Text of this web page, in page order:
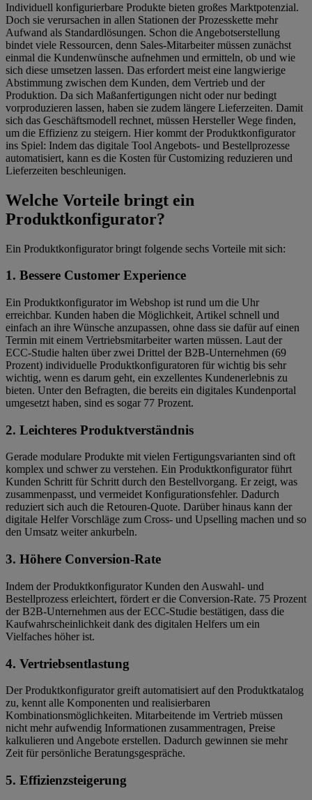
Individuell konfigurierbare Produkte bieten großes Marktpotenzial.
Doch sie verursachen in allen Stationen der Prozesskette mehr
Aufwand als Standardlösungen. Schon die Angebotserstellung
bindet viele Ressourcen, denn Sales-Mitarbeiter müssen zunächst
einmal die Kundenwünsche aufnehmen und ermitteln, ob und wie
sich diese umsetzen lassen. Das erfordert meist eine langwierige
Abstimmung zwischen dem Kunden, dem Vertrieb und der
Produktion. Da sich Maßanfertigungen nicht oder nur bedingt
vorproduzieren lassen, haben sie zudem längere Lieferzeiten. Damit
sich das Geschäftsmodell rechnet, müssen Hersteller Wege finden,
um die Effizienz zu steigern. Hier kommt der Produktkonfigurator
ins Spiel: Indem das digitale Tool Angebots- und Bestellprozesse
automatisiert, kann es die Kosten für Customizing reduzieren und
Lieferzeiten beschleunigen.
Welche Vorteile bringt ein
Produktkonfigurator?
Ein Produktkonfigurator bringt folgende sechs Vorteile mit sich:
1. Bessere Customer Experience
Ein Produktkonfigurator im Webshop ist rund um die Uhr
erreichbar. Kunden haben die Möglichkeit, Artikel schnell und
einfach an ihre Wünsche anzupassen, ohne dass sie dafür auf einen
Termin mit einem Vertriebsmitarbeiter warten müssen. Laut der
ECC-Studie halten über zwei Drittel der B2B-Unternehmen (69
Prozent) individuelle Produktkonfiguratoren für wichtig bis sehr
wichtig, wenn es darum geht, ein exzellentes Kundenerlebnis zu
bieten. Unter den Befragten, die bereits ein digitales Kundenportal
umgesetzt haben, sind es sogar 77 Prozent.
2. Leichteres Produktverständnis
Gerade modulare Produkte mit vielen Fertigungsvarianten sind oft
komplex und schwer zu verstehen. Ein Produktkonfigurator führt
Kunden Schritt für Schritt durch den Bestellvorgang. Er zeigt, was
zusammenpasst, und vermeidet Konfigurationsfehler. Dadurch
reduziert sich auch die Retouren-Quote. Darüber hinaus kann der
digitale Helfer Vorschläge zum Cross- und Upselling machen und so
den Umsatz weiter ankurbeln.
3. Höhere Conversion-Rate
Indem der Produktkonfigurator Kunden den Auswahl- und
Bestellprozess erleichtert, fördert er die Conversion-Rate. 75 Prozent
der B2B-Unternehmen aus der ECC-Studie bestätigen, dass die
Kaufwahrscheinlichkeit dank des digitalen Helfers um ein
Vielfaches höher ist.
4. Vertriebsentlastung
Der Produktkonfigurator greift automatisiert auf den Produktkatalog
zu, kennt alle Komponenten und realisierbaren
Kombinationsmöglichkeiten. Mitarbeitende im Vertrieb müssen
nicht mehr aufwendig Informationen zusammentragen, Preise
kalkulieren und Angebote erstellen. Dadurch gewinnen sie mehr
Zeit für persönliche Beratungsgespräche.
5. Effizienzsteigerung